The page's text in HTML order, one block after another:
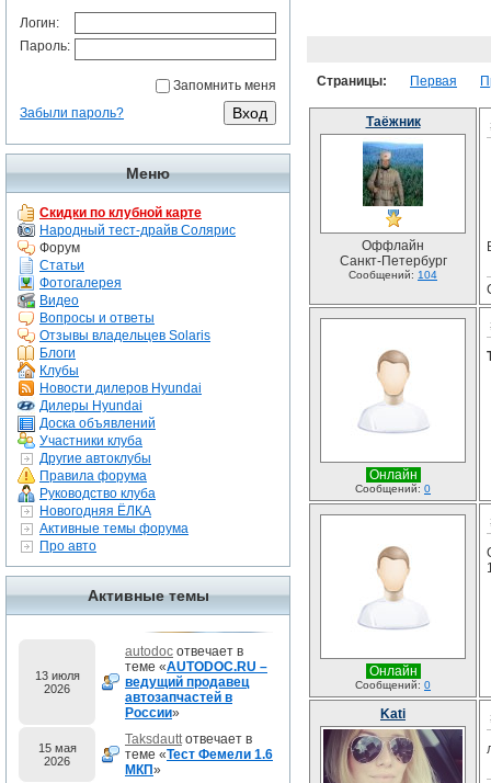
Логин:
Пароль:
Запомнить меня
Забыли пароль?
Меню
Скидки по клубной карте
Народный тест-драйв Солярис
Форум
Статьи
Фотогалерея
Видео
Вопросы и ответы
Отзывы владельцев Solaris
Блоги
Клубы
Новости дилеров Hyundai
Дилеры Hyundai
Доска объявлений
Участники клуба
Другие автоклубы
Правила форума
Руководство клуба
Новогодняя ЁЛКА
Активные темы форума
Про авто
Активные темы
13 июля
2026
autodoc отвечает в
теме «AUTODOC.RU –
ведущий продавец
автозапчастей в
России»
15 мая
2026
Taksdauttотвечает в
теме «Тест Фемели 1.6
МКП»
Страницы: Первая
Таёжник
Оффлайн
Санкт-Петербург
Сообщений: 104
Онлайн
Сообщений: 0
Онлайн
Сообщений: 0
Kati